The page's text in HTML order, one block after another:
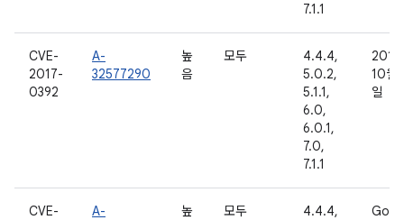
7.1.1
CVE-
2017-
0392
A-
32577290
높
음
모두
4.4.4,
5.0.2,
5.1.1,
6.0,
6.0.1,
7.0,
7.1.1
2016
10월
일
CVE-
A-
높
모두
4.4.4,